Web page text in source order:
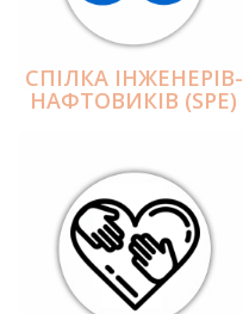
СПІЛКА ІНЖЕНЕРІВ-
НАФТОВИКІВ (SPE)